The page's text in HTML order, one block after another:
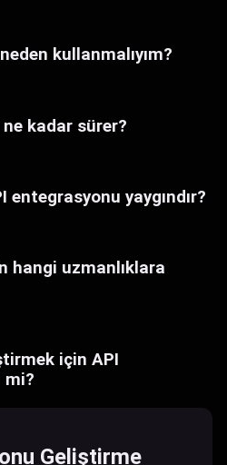
kullanmalıyım?
kadar sürer?
yaygındır?
hangi uzmanlıklara
için API
mi?
Geliştirme